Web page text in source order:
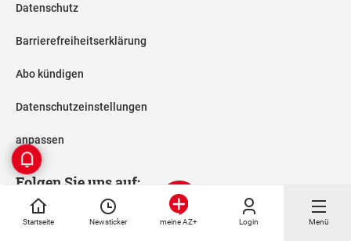
Startseite Newsticker meine AZ+ Login Menü
Datenschutz
Barrierefreiheitserklärung
Abo kündigen
Datenschutzeinstellungen
anpassen
Folgen Sie uns auf: